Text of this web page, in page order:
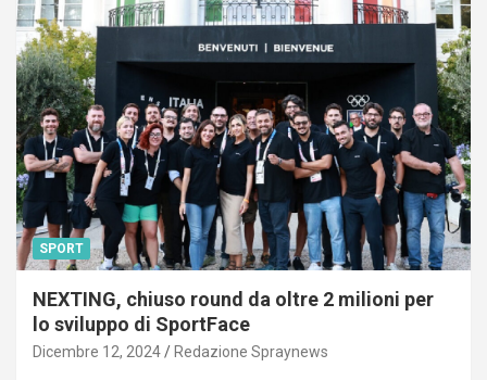
SPORT
NEXTING, chiuso round da oltre 2 milioni per
lo sviluppo di SportFace
Dicembre 12, 2024 Redazione Spraynews